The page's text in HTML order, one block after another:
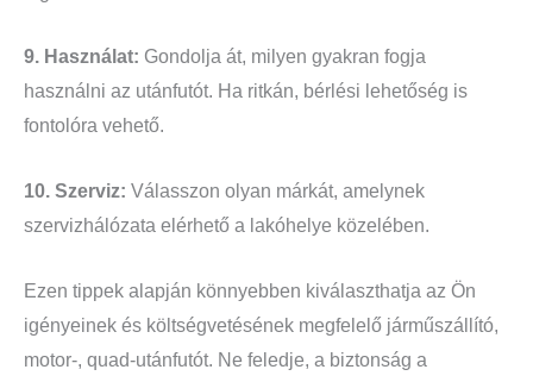
9. Használat: Gondolja át, milyen gyakran fogja
használni az utánfutót. Ha ritkán, bérlési lehetőség is
fontolóra vehető.
10. Szerviz: Válasszon olyan márkát, amelynek
szervizhálózata elérhető a lakóhelye közelében.
Ezen tippek alapján könnyebben kiválaszthatja az Ön
igényeinek és költségvetésének megfelelő járműszállító,
motor-, quad-utánfutót. Ne feledje, a biztonság a